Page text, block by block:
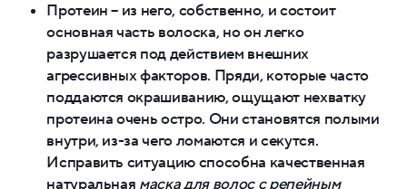
Протеин – из него, собственно, и состоит
основная часть волоска, но он легко
разрушается под действием внешних
агрессивных факторов. Пряди, которые часто
поддаются окрашиванию, ощущают нехватку
протеина очень остро. Они становятся полыми
внутри, из-за чего ломаются и секутся.
Исправить ситуацию способна качественная
натуральная маска для волос с репейным